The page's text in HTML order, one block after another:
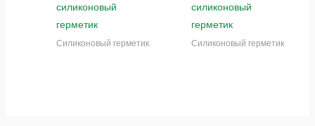
силиконовый
герметик
Силиконовый герметик
силиконовый
герметик
Силиконовый герметик